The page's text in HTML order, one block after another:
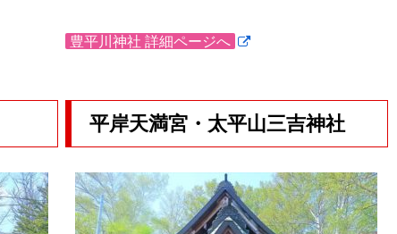
豊平川神社 詳細ページへ
平岸天満宮・太平山三吉神社